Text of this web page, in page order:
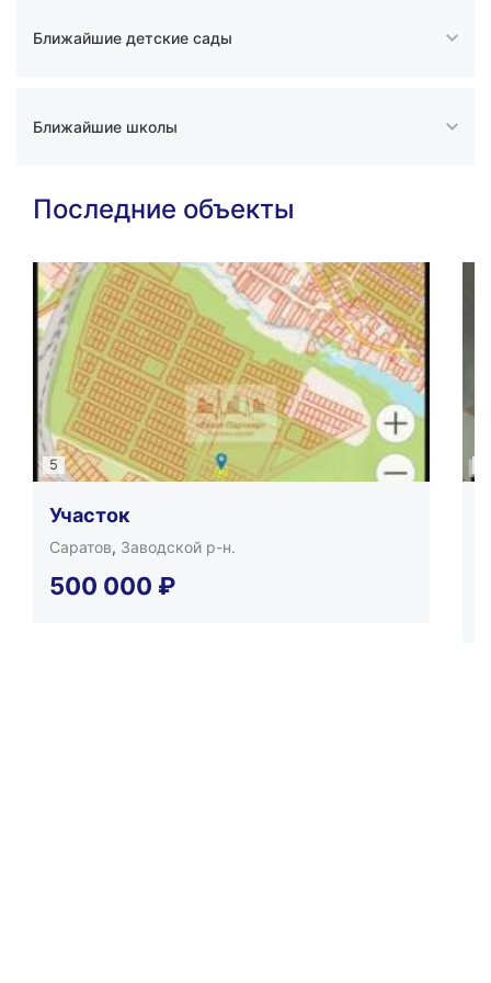
Ближайшие детские сады
Ближайшие школы
Последние объекты
5
Участок
Саратов, Заводской р-н.
500 000 ₽